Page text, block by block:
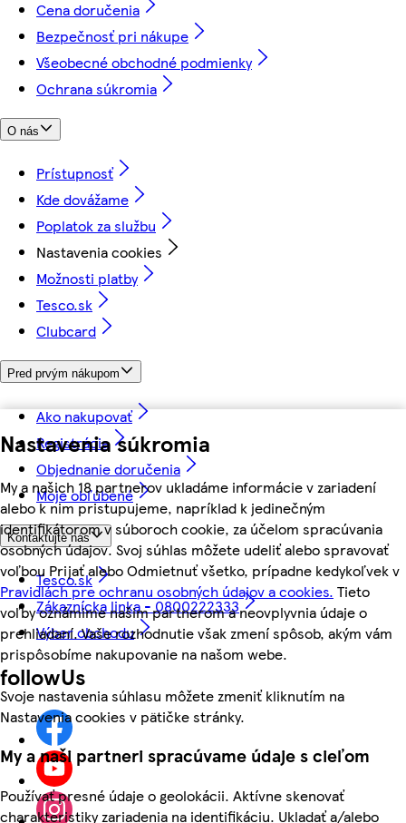
Nastavenia súkromia
My a našich 18 partnerov ukladáme informácie v zariadení
alebo k nim pristupujeme, napríklad k jedinečným
identifikátorom v súboroch cookie, za účelom spracúvania
osobných údajov. Svoj súhlas môžete udeliť alebo spravovať
voľbou Prijať alebo Odmietnuť všetko, prípadne kedykoľvek v
Pravidlách pre ochranu osobných údajov a cookies. Tieto
voľby oznámime našim partnerom a neovplyvnia údaje o
prehliadaní. Vaše rozhodnutie však zmení spôsob, akým vám
prispôsobíme nakupovanie na našom webe.
Svoje nastavenia súhlasu môžete zmeniť kliknutím na
Nastavenia cookies v pätičke stránky.
My a naši partneri spracúvame údaje s cieľom
Používať presné údaje o geolokácii. Aktívne skenovať
charakteristiky zariadenia na identifikáciu. Ukladať a/alebo
Cena doručenia
Bezpečnosť pri nákupe
Všeobecné obchodné podmienky
Ochrana súkromia
O nás
Prístupnosť
Kde dovážame
Poplatok za službu
Nastavenia cookies
Možnosti platby
Tesco.sk
Clubcard
Pred prvým nákupom
Ako nakupovať
Registrácia
Objednanie doručenia
Moje obľúbené
Kontaktujte nás
Tesco.sk
Zákaznícka linka - 0800222333
Výber obchodu
followUs